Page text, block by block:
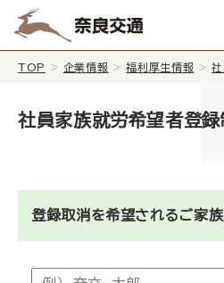
TOP > 企業情報 >福利厚生情報 >
社員家族就労希望者登録
登録取消を希望されるご家